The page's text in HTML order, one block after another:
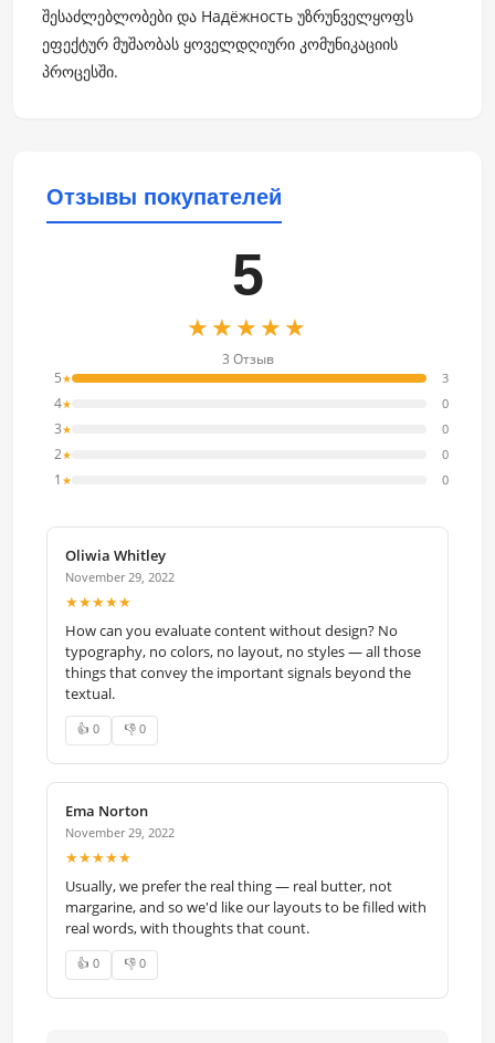
შესაძლებლობები და Надёжность უზრუნველყოფს
ეფექტურ მუშაობას ყოველდღიური კომუნიკაციის
პროცესში.
Отзывы покупателей
5
★★★★★
3 Отзыв
5★ 3
4★ 0
3★ 0
2★ 0
1 ★ 0
Oliwia Whitley
November 29, 2022
★★★★★
How can you evaluate content without design? No
typography, no colors, no layout, no styles — all those
things that convey the important signals beyond the
textual.
👍 0 👎 0
Ema Norton
November 29, 2022
★★★★★
Usually, we prefer the real thing — real butter, not
margarine, and so we'd like our layouts to be filled with
real words, with thoughts that count.
👍 0 👎 0